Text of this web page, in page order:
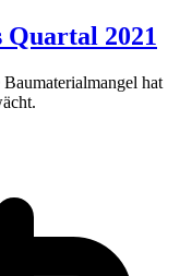
2021
hat